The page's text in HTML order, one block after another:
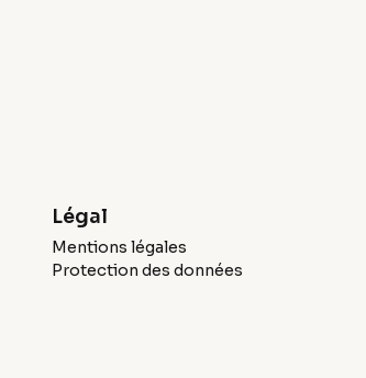
Légal
Mentions légales
Protection des données